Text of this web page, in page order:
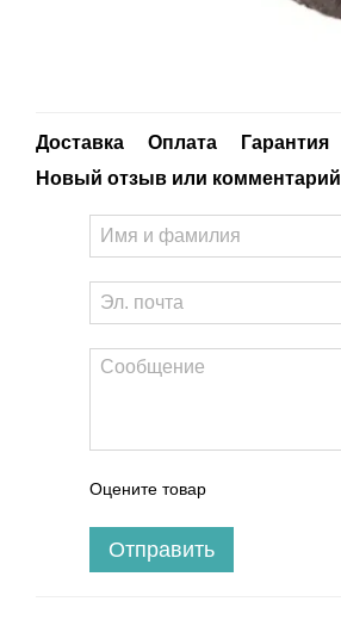
Доставка Оплата
Гарантия
Новый отзыв или комментарий
Оцените товар
Отправить